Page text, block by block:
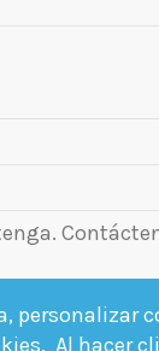
personalizar
Al hacer